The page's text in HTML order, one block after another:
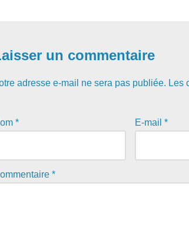
un commentaire
adresse e-mail ne sera pas publiée. Les
* E-mail*
*